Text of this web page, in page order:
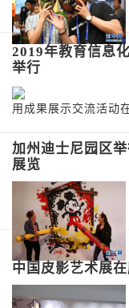
2019年教育信息
举行
用成果展示交流活动
加州迪士尼园区
展览
中国皮影艺术展